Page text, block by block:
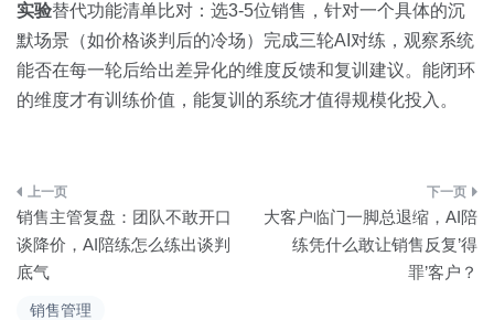
销售管理
实验替代功能清单比对：选3-5位销售，针对一个具体的沉
默场景（如价格谈判后的冷场）完成三轮AI对练，观察系统
能否在每一轮后给出差异化的维度反馈和复训建议。能闭环
的维度才有训练价值，能复训的系统才值得规模化投入。
文
章
导
销售主管复盘：团队不敢开口
谈降价，AI陪练怎么练出谈判
底气
大客户临门一脚总退缩，AI陪
练凭什么敢让销售反复’得
罪’客户？